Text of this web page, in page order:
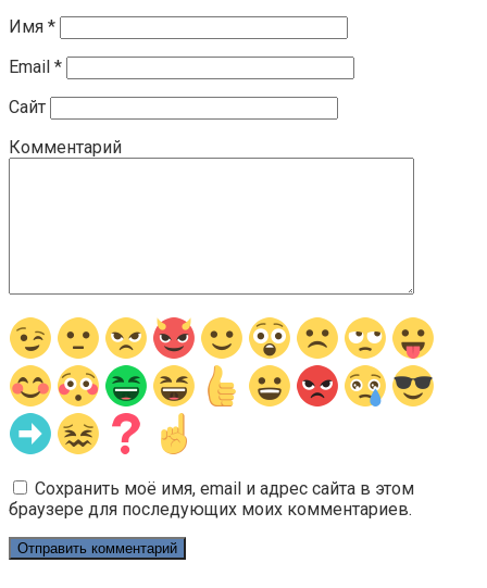
Имя *
Email *
Сайт
Комментарий
Сохранить моё имя, email и адрес сайта в этом
браузере для последующих моих комментариев.